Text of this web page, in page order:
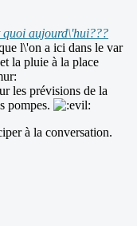
quoi aujourd\'hui???
l\'on a ici dans le var
la pluie à la place
les prévisions de la
pompes.
à la conversation.